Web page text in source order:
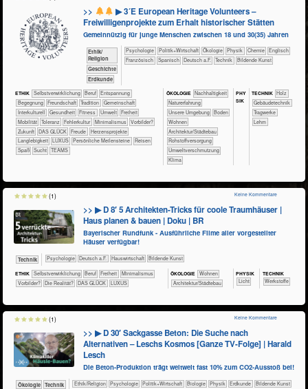
>>
▶ 3´E European Heritage Volunteers –
Freiwilligenprojekte zum Erhalt historischer Stätten
Gemeinnützig für junge Menschen zwischen 18 und 30(35) Jahren
​​​​​​​​​​Ethik/​
Religion
​​​​​​​​Geschichte
​​​​Erdkunde
​​​​​​​​​​Psychologie ​​​​​​​​​Politik+​Wirtschaft ​​​​​​​​Ökologie ​​​​​​​Physik ​​​​​Chemie
​​​​Englisch
​​​​Französisch
​​​​Spanisch ​​​Deutsch a.F. ​Technik Bildende Kunst
ETHIK ​​​​​​​​​​​​​​​​​​​​​​​​​​​​​​​​​​​​​​​​Selbst­verwirklichung ​​​​​​​​​​​​​​​Beruf
​​​​​​​​​​​​​Entspannung
​​​​​​​​​​​​Begegnung
​​​​​​​​​​​​Freundschaft ​​​​​​​​​​​Tradition
​​​​​​​​​​Gemeinschaft
​​​​​​​​Interkulturell
​​​​​​Gesundheit ​​​​​Fitness ​​​​​Umwelt
​​​Freiheit
​​​Mobilität
​​​Toleranz ​​Fehlerkultur ​​Minimalismus
​​Vorbilder?
​Zukunft
DAS GLÜCK Freude
Herzensprojekte
Langlebigkeit
LUXUS Persönliche Meilensteine
Reisen
Spaß
Sucht TEAMS
ÖKO​LOGIE ​​​​​​​​​​​​​​​Nachhaltigkeit
​​​​​​​​​​​​​Naturerfahrung
​​​​​​​​​​​​​Unsere Umgebung
​​​​​Boden
​​​​Wohnen
​​​Architektur/­Städtebau
​​Rohstoffversorgung
​​Umweltverschmutzung
Klima
PHY​
SIK
TECH​NIK ​​​​​​​​Holz
​​​​​Gebäudetechnik
​​​​​Tragwerke
Lehm
>> ▶ D 8′ 5 Architekten-Tricks für coole Traumhäuser |
Haus planen & bauen | Doku | BR
Bayerischer Rundfunk - Ausführliche Filme aller vorgestellter
Häuser verfügbar!
​Technik ​​​​​​​​​​Psychologie ​​​Deutsch a.F. ​Haus­wirtschaft Bildende Kunst
ETHIK ​​​​​​​​​​​​​​​​​​​​​​​​​​​​​​​​​​​​​​​​Selbst­verwirklichung ​​​​​​​​​​​​​​​Beruf ​​​Freiheit
​​Minimalismus
​​Vorbilder?
​Die Realität? DAS GLÜCK LUXUS
ÖKO​LOGIE ​​​​Wohnen
​​​Architektur/­Städtebau
PHY​SIK
​​​​​Licht
TECH​NIK
​​​​​​​​​Werkstoffe
Keine Kommentare
(1)
>> ▶ D 30′ Sackgasse Beton: Die Suche nach
Alternativen – Leschs Kosmos [Ganze TV-Folge] | Harald
Lesch
Die Beton-Produktion trägt weltweit fast 10% zum CO2-Ausstoß bei!
​​​​​​​Ökologie ​Technik ​​​​​​​​​​Ethik/​Religion ​​​​​​​​​​Psychologie ​​​​​​​​​Politik+​Wirtschaft ​​​​​​​Biologie ​​​​​​​Physik ​​​​​Erdkunde Bildende Kunst
Keine Kommentare
(1)